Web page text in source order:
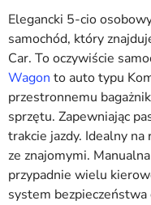
Elegancki 5-cio
samochód, który
Car. To oczywiście
Wagon to auto typu
przestronnemu
sprzętu. Zapewniając
trakcie jazdy. Idealny
ze znajomymi.
przypadnie wielu
system bezpieczeństwa